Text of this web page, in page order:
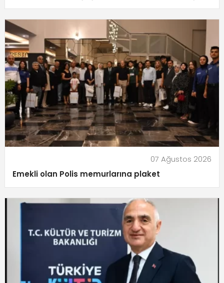
07 Ağustos 2026
Emekli olan Polis memurlarına plaket